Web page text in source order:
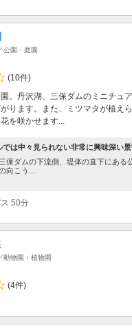
公園・庭園
(10件)
。丹沢湖、三保ダムのミニチュ
ります。また、ミツマタが植え
を咲かせます...
では中々見られない非常に興味深い
保ダムの下流側、堤体の直下にある
向こう...
50分
動物園・植物園
(4件)